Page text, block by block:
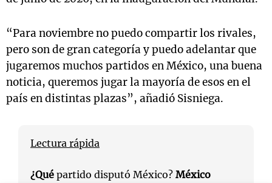
“Para noviembre no puedo compartir los rivales,
pero son de gran categoría y puedo adelantar que
jugaremos muchos partidos en México, una buena
noticia, queremos jugar la mayoría de esos en el
país en distintas plazas”, añadió Sisniega.
Lectura rápida
¿Qué partido disputó México? México